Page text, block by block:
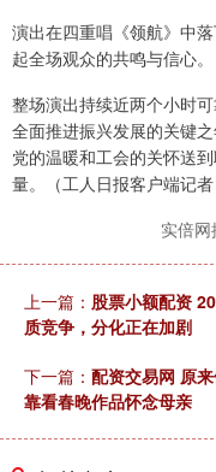
演出在四重唱《领航》中
起全场观众的共鸣与信心。
整场演出持续近两个小时
全面推进振兴发展的关键
党的温暖和工会的关怀送
量。（工人日报客户端记者
实倍网
上一篇： 股票小额配资
质竞争，分化正在加剧
下一篇： 配资交易网 原
靠看春晚作品怀念母亲